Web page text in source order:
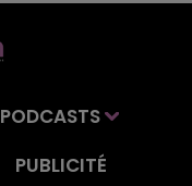
PODCASTS
PUBLICITÉ